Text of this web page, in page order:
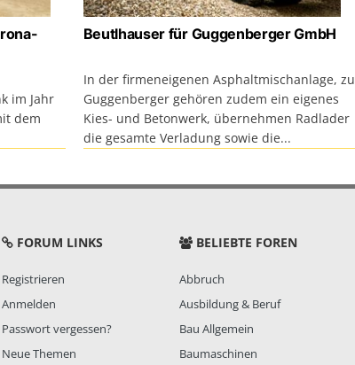
im Jahr
dem
Beutlhauser für Guggenberger GmbH
In der firmeneigenen Asphaltmischanlage, zu
Guggenberger gehören zudem ein eigenes
Kies- und Betonwerk, übernehmen Radlader
die gesamte Verladung sowie die...
FORUM LINKS
Registrieren
Anmelden
Passwort vergessen?
Neue Themen
BELIEBTE FOREN
Abbruch
Ausbildung & Beruf
Bau Allgemein
Baumaschinen